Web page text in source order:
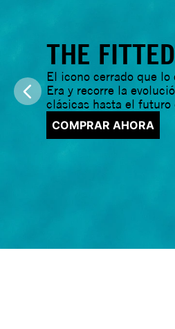
THE
El icono cerrado que
Era y recorre la
clásicas hasta el futuro
COMPRAR AHORA